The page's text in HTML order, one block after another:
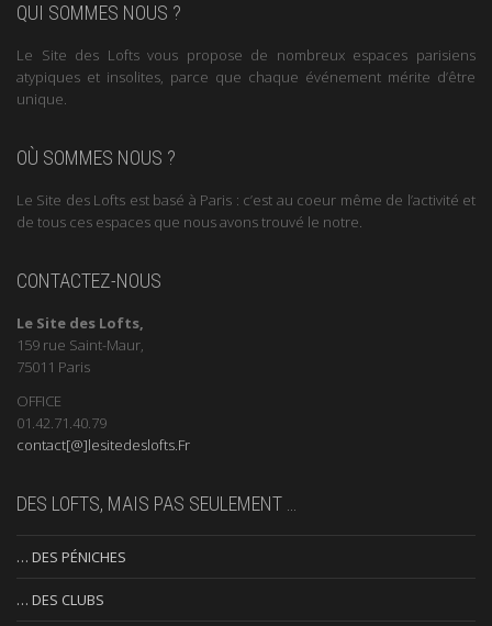
QUI SOMMES NOUS ?
Le Site des Lofts vous propose de nombreux espaces parisiens
atypiques et insolites, parce que chaque événement mérite d’être
unique.
OÙ SOMMES NOUS ?
Le Site des Lofts est basé à Paris : c’est au coeur même de l’activité et
de tous ces espaces que nous avons trouvé le notre.
CONTACTEZ-NOUS
Le Site des Lofts,
159 rue Saint-Maur,
75011 Paris
OFFICE
01.42.71.40.79
contact[@]lesitedeslofts.Fr
DES LOFTS, MAIS PAS SEULEMENT …
… DES PÉNICHES
… DES CLUBS